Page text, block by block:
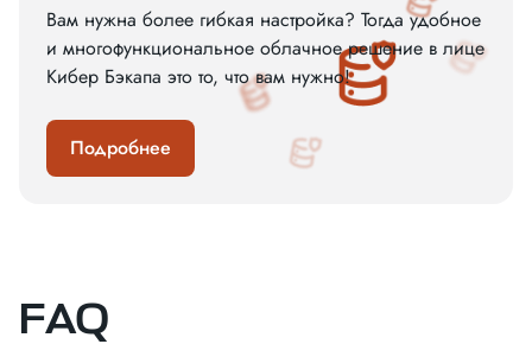
Вам нужна более гибкая настройка? Тогда удобное
и многофункциональное облачное решение в лице
Кибер Бэкапа это то, что вам нужно!
Подробнее
FAQ